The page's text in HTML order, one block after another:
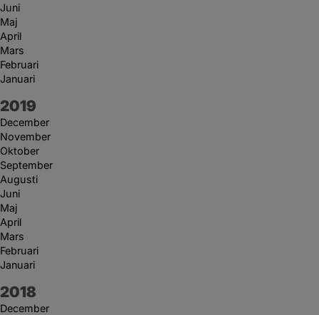
Juni
Maj
April
Mars
Februari
Januari
År:
2019
December
November
Oktober
September
Augusti
Juni
Maj
April
Mars
Februari
Januari
År:
2018
December